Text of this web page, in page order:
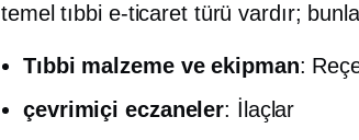
temel tıbbi e-ticaret türü vardır;
Tıbbi malzeme ve ekipman:
çevrimiçi eczaneler: İlaçlar